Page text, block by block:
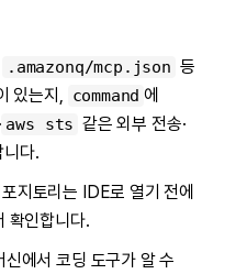
.amazonq/mcp.json 등
있는지, command 에
· aws sts 같은 외부 전송·
니다.
지토리는 IDE로 열기 전에
확인합니다.
에서 코딩 도구가 알 수